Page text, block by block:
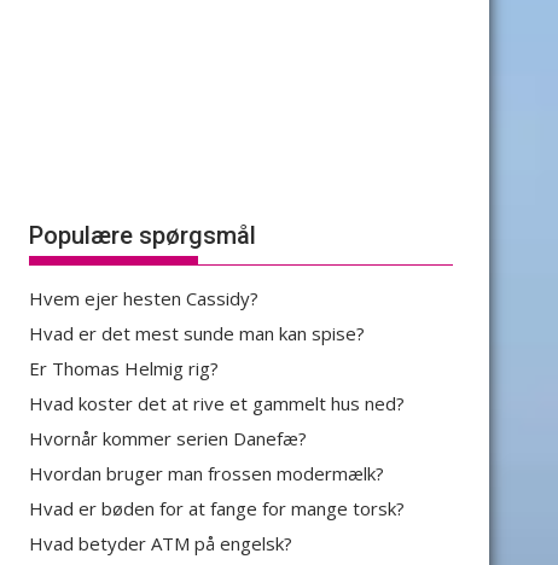
Populære spørgsmål
Hvem ejer hesten Cassidy?
Hvad er det mest sunde man kan spise?
Er Thomas Helmig rig?
Hvad koster det at rive et gammelt hus ned?
Hvornår kommer serien Danefæ?
Hvordan bruger man frossen modermælk?
Hvad er bøden for at fange for mange torsk?
Hvad betyder ATM på engelsk?